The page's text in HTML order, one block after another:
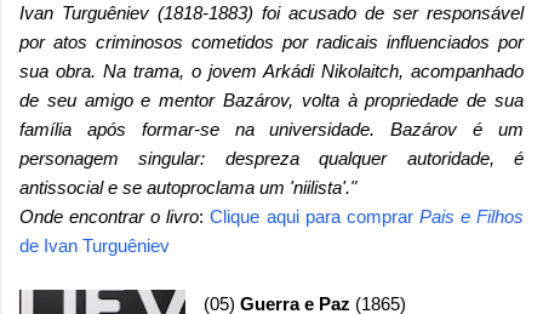
Ivan Turguêniev (1818-1883) foi acusado de ser responsável
por atos criminosos cometidos por radicais influenciados por
sua obra. Na trama, o jovem Arkádi Nikolaitch, acompanhado
de seu amigo e mentor Bazárov, volta à propriedade de sua
família após formar-se na universidade. Bazárov é um
personagem singular: despreza qualquer autoridade, é
antissocial e se autoproclama um 'niilista'."
Onde encontrar o livro:Clique aqui para comprar Pais e Filhos
de Ivan Turguêniev
(05) Guerra e Paz (1865)